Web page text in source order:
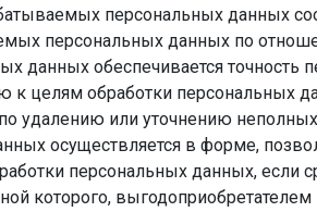
персональных данных
персональных данных по
данных обеспечивается точность
к целям обработки
удалению или уточнению
осуществляется в форме,
персональных данных,
которого,